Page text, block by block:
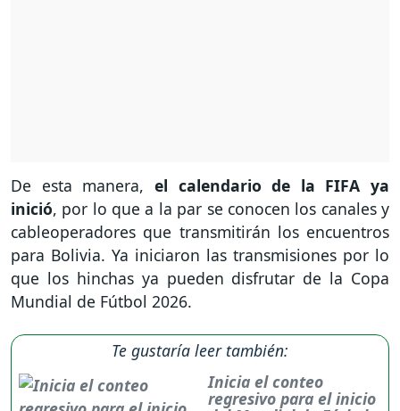
De esta manera, el calendario de la FIFA ya
inició, por lo que a la par se conocen los canales y
cableoperadores que transmitirán los encuentros
para Bolivia. Ya iniciaron las transmisiones por lo
que los hinchas ya pueden disfrutar de la Copa
Mundial de Fútbol 2026.
Te gustaría leer también:
Inicia el conteo
regresivo para el inicio